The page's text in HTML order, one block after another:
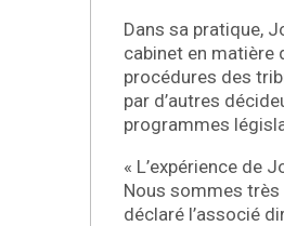
Dans sa pratique,
cabinet en matière
procédures des
par d’autres
programmes
« L’expérience de
Nous sommes très
déclaré l’associé